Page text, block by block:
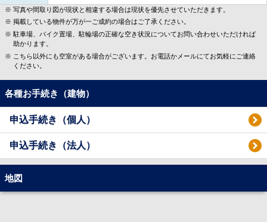
写真や間取り図が現状と相違する場合は現状を優先させていただきます。
掲載している物件が万が一ご成約の場合はご了承ください。
駐車場、バイク置場、駐輪場の正確な空き状況についてお問い合わせいただければ
助かります。
こちら以外にも空室がある場合がございます。お電話かメールにてお気軽にご連絡
ください。
各種お手続き（建物）
申込手続き（個人）
申込手続き（法人）
地図